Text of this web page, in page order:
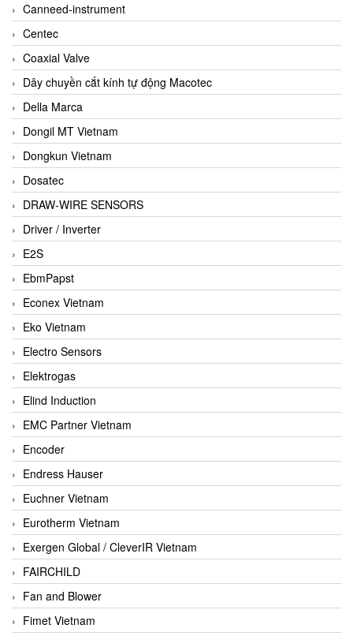
Canneed-instrument
Centec
Coaxial Valve
Dây chuyền cắt kính tự động Macotec
Della Marca
Dongil MT Vietnam
Dongkun Vietnam
Dosatec
DRAW-WIRE SENSORS
Driver / Inverter
E2S
EbmPapst
Econex Vietnam
Eko Vietnam
Electro Sensors
Elektrogas
Elind Induction
EMC Partner Vietnam
Encoder
Endress Hauser
Euchner Vietnam
Eurotherm Vietnam
Exergen Global / CleverIR Vietnam
FAIRCHILD
Fan and Blower
Fimet Vietnam